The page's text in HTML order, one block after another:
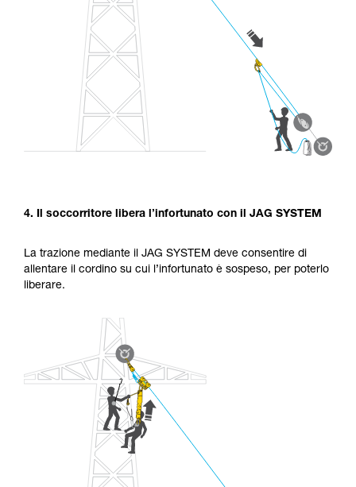
4. Il soccorritore libera l’infortunato con il JAG SYSTEM
La trazione mediante il JAG SYSTEM deve consentire di
allentare il cordino su cui l’infortunato è sospeso, per poterlo
liberare.